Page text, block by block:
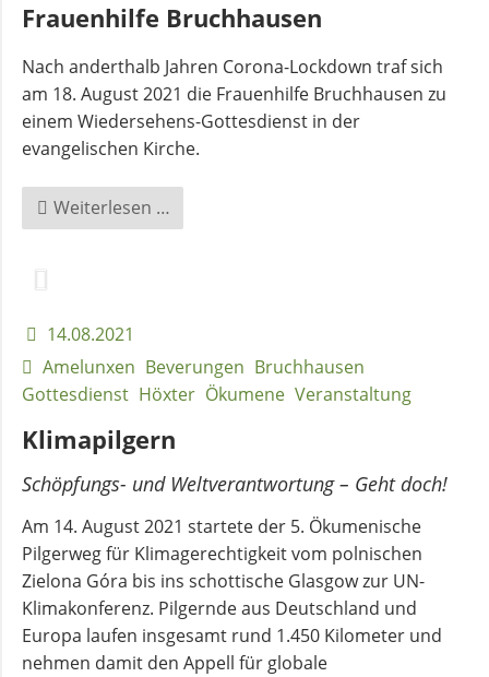
Frauenhilfe Bruchhausen
Nach anderthalb Jahren Corona-Lockdown traf sich
am 18. August 2021 die Frauenhilfe Bruchhausen zu
einem Wiedersehens-Gottesdienst in der
evangelischen Kirche.
Weiterlesen …
der
14.08.2021
Amelunxen Beverungen Bruchhausen
Gottesdienst Höxter Ökumene Veranstaltung
Klimapilgern
Schöpfungs- und Weltverantwortung – Geht doch!
Am 14. August 2021 startete der 5. Ökumenische
Pilgerweg für Klimagerechtigkeit vom polnischen
Zielona Góra bis ins schottische Glasgow zur UN-
Klimakonferenz. Pilgernde aus Deutschland und
Europa laufen insgesamt rund 1.450 Kilometer und
nehmen damit den Appell für globale